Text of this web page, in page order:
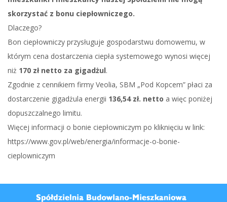
skorzystać z bonu ciepłowniczego.
Dlaczego?
Bon ciepłowniczy przysługuje gospodarstwu domowemu, w
którym cena dostarczenia ciepła systemowego wynosi więcej
niż 170 zł netto za gigadżul.
Zgodnie z cennikiem firmy Veolia, SBM „Pod Kopcem” płaci za
dostarczenie gigadżula energii 136,54 zł. netto a więc poniżej
dopuszczalnego limitu.
Więcej informacji o bonie ciepłowniczym po kliknięciu w link:
https://www.gov.pl/web/energia/informacje-o-bonie-
cieplowniczym